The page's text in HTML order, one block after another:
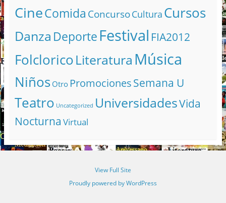
CineComida ConcursoCultura Cursos
Danza DeporteFestival FIA2012
FolcloricoLiteratura Música
Niños Otro PromocionesSemana U
Teatro Uncategorized UniversidadesVida
Nocturna Virtual
View Full Site
Proudly powered by WordPress